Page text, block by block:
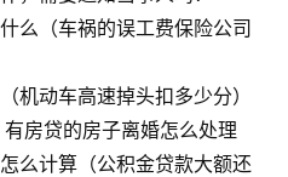
么（车祸的误工费保险公司
机动车高速掉头扣多少分）
房贷的房子离婚怎么处理
么计算（公积金贷款大额还